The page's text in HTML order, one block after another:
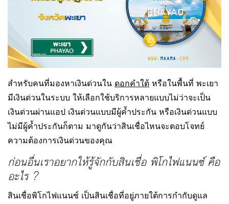
สำหรับคนที่มองหาเงินด่วนใน ดอกคำใต้ หรือในพื้นที่ พะเยา
มีเงินด่วนในระบบ ให้เลือกใช้บริการหลายแบบไม่ว่าจะเป็น
เงินด่วนผ่านแอป เงินด่วนแบบมีผู้ค้ำประกัน หรือเงินด่วนแบบ
ไม่มีผู้ค้ำประกันก็ตาม มาดูกันว่าสินเชื่อไหนจะตอบโจทย์
ความต้องการเงินด่วนของคุณ
ก่อนอื่นเราอยากให้รู้จักกับสินเชื่อ พิโกไฟแนนซ์ คือ
อะไร ?
สินเชื่อพิโกไฟแนนซ์ เป็นสินเชื่อที่อยู่ภายใต้การกำกับดูแล